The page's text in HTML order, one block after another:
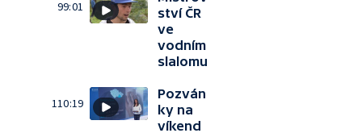
99:01
ství ČR
ve
vodním
slalomu
110:19
Pozván
ky na
víkend